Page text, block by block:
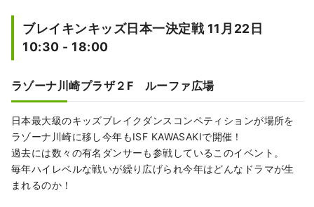
ブレイキンキッズ日本一決定戦 11月22日
10:30 - 18:00
ラゾーナ川崎プラザ２F ルーファ広場
日本最大級のキッズブレイクダンスコンペティションが場所を
ラゾーナ川崎に移し今年もISF KAWASAKIで開催！
過去には数々の有名ダンサーも参戦しているこのイベント。
毎年ハイレベルな戦いが繰り広げられ今年はどんなドラマが生
まれるのか！